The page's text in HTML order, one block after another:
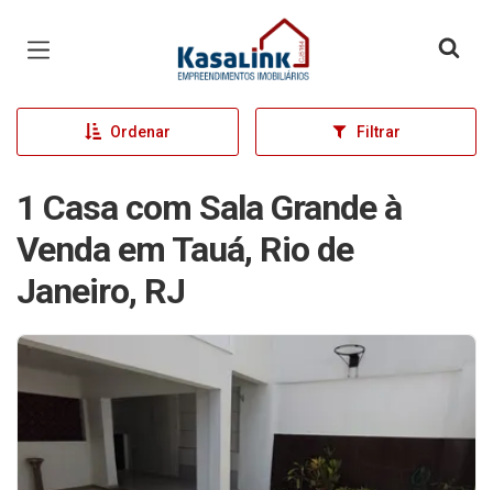
Página inicial
Ordenar Filtrar
1 Casa com Sala Grande à
Venda em Tauá, Rio de
Janeiro, RJ